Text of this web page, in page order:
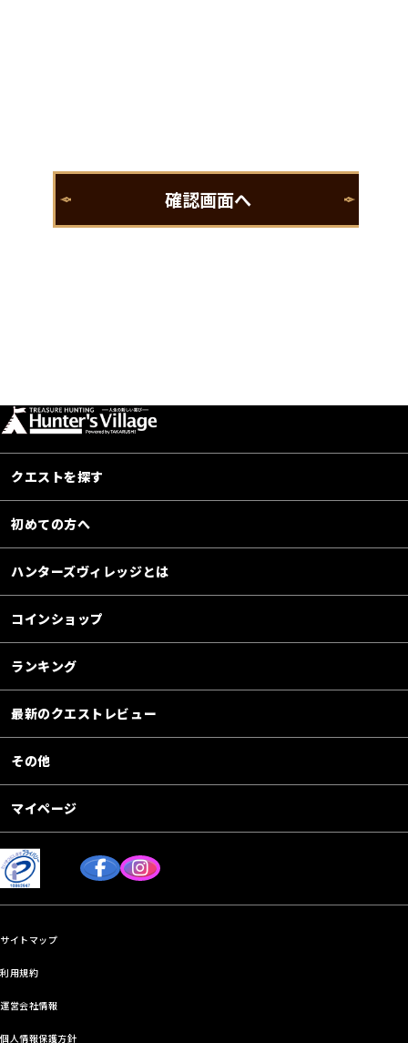
クエストを探す
初めての方へ
ハンターズヴィレッジとは
コインショップ
ランキング
最新のクエストレビュー
その他
マイページ
サイトマップ
利用規約
運営会社情報
個人情報保護方針